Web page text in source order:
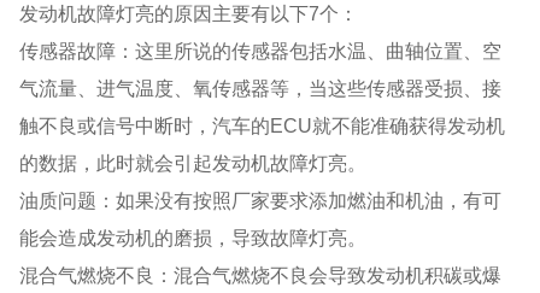
发动机故障灯亮的原因主要有以下7个：
传感器故障：这里所说的传感器包括水温、曲轴位置、空
气流量、进气温度、氧传感器等，当这些传感器受损、接
触不良或信号中断时，汽车的ECU就不能准确获得发动机
的数据，此时就会引起发动机故障灯亮。
油质问题：如果没有按照厂家要求添加燃油和机油，有可
能会造成发动机的磨损，导致故障灯亮。
混合气燃烧不良：混合气燃烧不良会导致发动机积碳或爆